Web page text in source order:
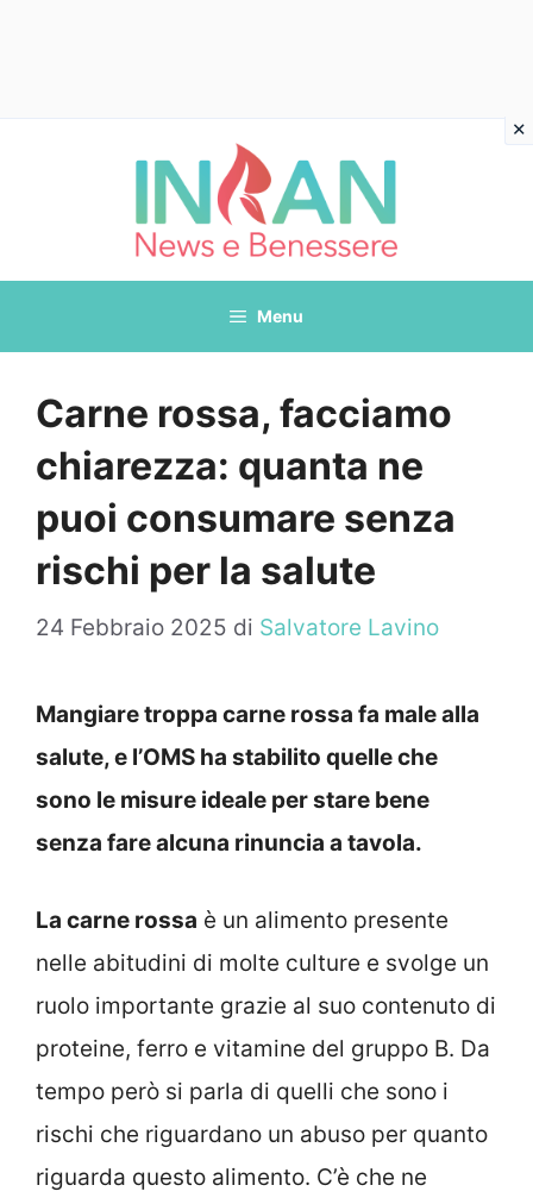
Menu
Carne rossa, facciamo
chiarezza: quanta ne
puoi consumare senza
rischi per la salute
24 Febbraio 2025 di Salvatore Lavino
Mangiare troppa carne rossa fa male alla
salute, e l’OMS ha stabilito quelle che
sono le misure ideale per stare bene
senza fare alcuna rinuncia a tavola.
La carne rossa è un alimento presente
nelle abitudini di molte culture e svolge un
ruolo importante grazie al suo contenuto di
proteine, ferro e vitamine del gruppo B. Da
tempo però si parla di quelli che sono i
rischi che riguardano un abuso per quanto
riguarda questo alimento. C’è che ne